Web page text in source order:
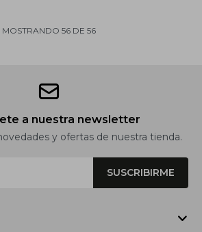
MOSTRANDO 56DE 56
a nuestra newsletter
y ofertas de nuestra tienda.
SUSCRIBIRME